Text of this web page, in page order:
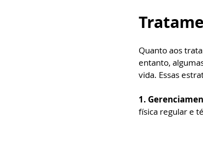
Quanto aos
entanto,
vida. Essas
1.
física regular e